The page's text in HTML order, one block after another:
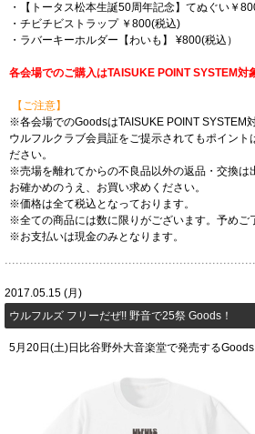
・【トータス松本生誕50周年記念】てぬぐい￥
・チビチビストラップ ￥800(税込)
・ラバーキーホルダー【わいも】 ¥800(税込）
各会場でのご購入はTAISUKE POINT SYSTEM対
【ご注意】
※各会場でのGoodsはTAISUKE POINT SYSTEM
ウルフルクラブ会員証をご提示されてもポイント
ださい。
※売場を離れてからの不良品以外の返品・交換は
お確かめのうえ、お買い求めください。
※価格は全て税込となっております。
※全ての商品には数に限りがございます。予めご
※お支払いは現金のみとなります。
2017.05.15 (月)
ウルフルズ フリーだぜ!! 野音で25祭 Goods！
5月20日(土)日比谷野外大音楽堂で発売するGoods